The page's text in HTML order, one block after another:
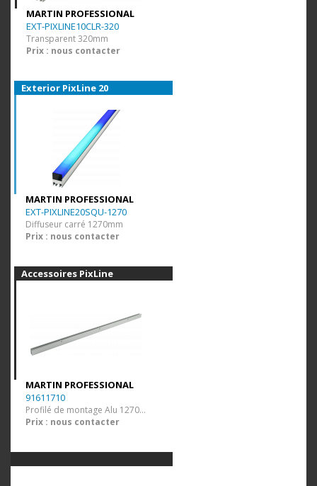
MARTIN PROFESSIONAL
EXT-PIXLINE10CLR-320
Transparent 320mm
Prix : nous contacter
Exterior PixLine 20
MARTIN PROFESSIONAL
EXT-PIXLINE20SQU-1270
Diffuseur carré 1270mm
Prix : nous contacter
Accessoires PixLine
MARTIN PROFESSIONAL
91611710
Profilé de montage Alu 1270mm
Prix : nous contacter